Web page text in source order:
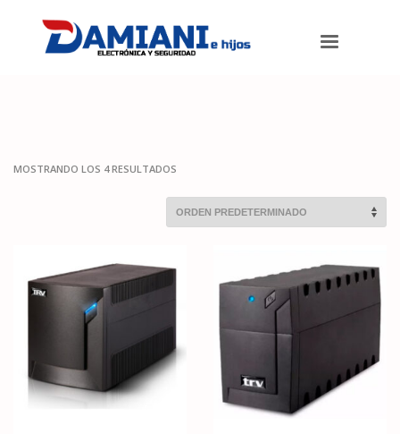
MOSTRANDO LOS 4 RESULTADOS